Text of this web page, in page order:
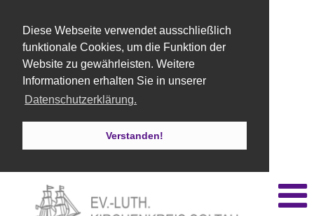
Diese Webseite verwendet ausschließlich
funktionale Cookies, um die Funktion der
Website zu gewährleisten. Weitere
Informationen erhalten Sie in unserer
Datenschutzerklärung.
Verstanden!